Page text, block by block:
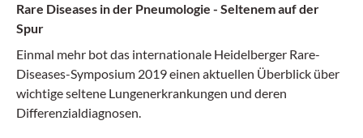
Rare Diseases in der Pneumologie - Seltenem auf der
Spur
Einmal mehr bot das internationale Heidelberger Rare-
Diseases-Symposium 2019 einen aktuellen Überblick über
wichtige seltene Lungenerkrankungen und deren
Differenzialdiagnosen.